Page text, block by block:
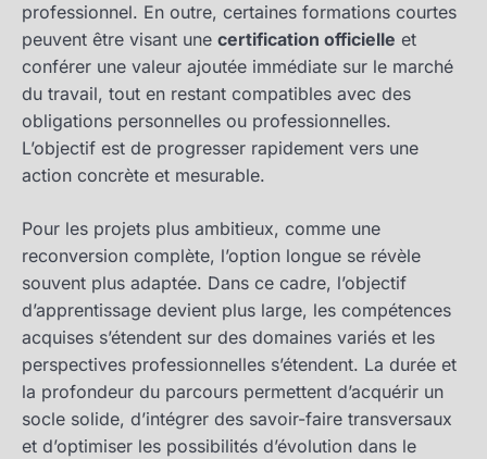
professionnel. En outre, certaines formations courtes
peuvent être visant une certification officielle et
conférer une valeur ajoutée immédiate sur le marché
du travail, tout en restant compatibles avec des
obligations personnelles ou professionnelles.
L’objectif est de progresser rapidement vers une
action concrète et mesurable.
Pour les projets plus ambitieux, comme une
reconversion complète, l’option longue se révèle
souvent plus adaptée. Dans ce cadre, l’objectif
d’apprentissage devient plus large, les compétences
acquises s’étendent sur des domaines variés et les
perspectives professionnelles s’étendent. La durée et
la profondeur du parcours permettent d’acquérir un
socle solide, d’intégrer des savoir-faire transversaux
et d’optimiser les possibilités d’évolution dans le